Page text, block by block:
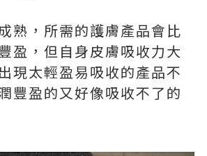
熟，所需的護膚產品會比
盈，但自身皮膚吸收力大
現太輕盈易吸收的產品不
豐盈的又好像吸收不了的